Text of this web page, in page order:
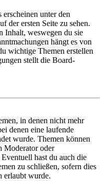
unter den
der ersten Seite zu sehen.
Inhalt, weswegen du sie
hängt es von
wichtige Themen erstellen
stellt die Board-
in denen nicht mehr
denen eine laufende
wurde. Themen können
Moderator oder
hast du auch die
zu schließen, sofern dies
erlaubt wurde.